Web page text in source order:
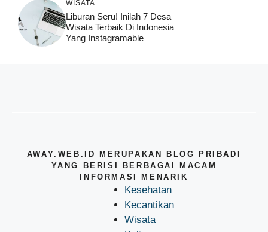
WISATA
Liburan Seru! Inilah 7 Desa
Wisata Terbaik Di Indonesia
Yang Instagramable
AWAY.WEB.ID MERUPAKAN BLOG PRIBADI
YANG BERISI BERBAGAI MACAM
INFORMASI MENARIK
Kesehatan
Kecantikan
Wisata